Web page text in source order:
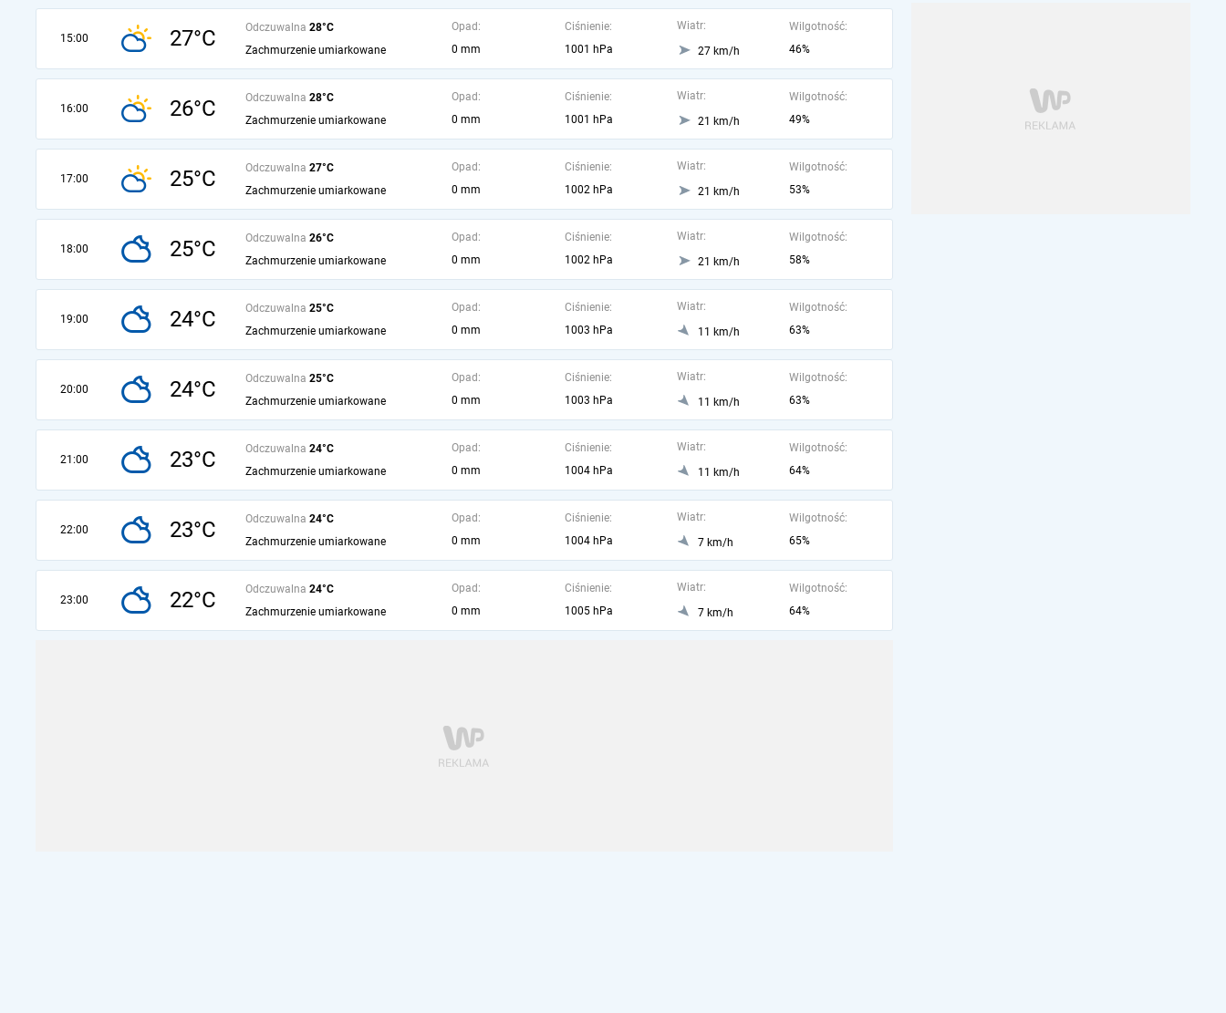
15:00 27°C Odczuwalna 28°C
Zachmurzenie umiarkowane
Opad:
0 mm
Ciśnienie:
1001 hPa
Wiatr:
27 km/h
Wilgotność:
46%
16:00 26°C Odczuwalna 28°C
Zachmurzenie umiarkowane
Opad:
0 mm
Ciśnienie:
1001 hPa
Wiatr:
21 km/h
Wilgotność:
49%
17:00 25°C Odczuwalna 27°C
Zachmurzenie umiarkowane
Opad:
0 mm
Ciśnienie:
1002 hPa
Wiatr:
21 km/h
Wilgotność:
53%
18:00 25°C Odczuwalna 26°C
Zachmurzenie umiarkowane
Opad:
0 mm
Ciśnienie:
1002 hPa
Wiatr:
21 km/h
Wilgotność:
58%
19:00 24°C Odczuwalna 25°C
Zachmurzenie umiarkowane
Opad:
0 mm
Ciśnienie:
1003 hPa
Wiatr:
11 km/h
Wilgotność:
63%
20:00 24°C Odczuwalna 25°C
Zachmurzenie umiarkowane
Opad:
0 mm
Ciśnienie:
1003 hPa
Wiatr:
11 km/h
Wilgotność:
63%
21:00 23°C Odczuwalna 24°C
Zachmurzenie umiarkowane
Opad:
0 mm
Ciśnienie:
1004 hPa
Wiatr:
11 km/h
Wilgotność:
64%
22:00 23°C Odczuwalna 24°C
Zachmurzenie umiarkowane
Opad:
0 mm
Ciśnienie:
1004 hPa
Wiatr:
7 km/h
Wilgotność:
65%
23:00 22°C Odczuwalna 24°C
Zachmurzenie umiarkowane
Opad:
0 mm
Ciśnienie:
1005 hPa
Wiatr:
7 km/h
Wilgotność:
64%